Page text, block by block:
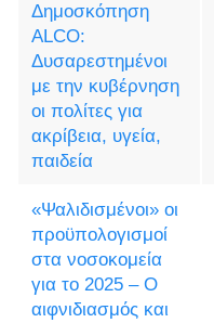
Δημοσκόπηση
ALCO:
Δυσαρεστημένοι
με την κυβέρνηση
οι πολίτες για
ακρίβεια, υγεία,
παιδεία
«Ψαλιδισμένοι» οι
προϋπολογισμοί
στα νοσοκομεία
για το 2025 – Ο
αιφνιδιασμός και